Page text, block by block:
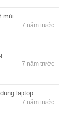
mùi
7 năm trước
7 năm trước
laptop
7 năm trước